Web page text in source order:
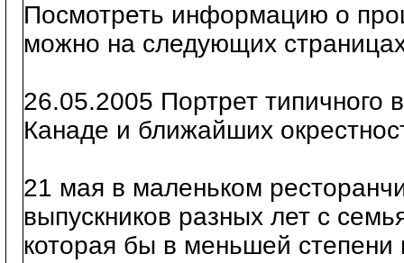
Посмотреть информацию о
можно на следующих
26.05.2005 Портрет
Канаде и ближайших
21 мая в маленьком
выпускников разных лет с
которая бы в меньшей